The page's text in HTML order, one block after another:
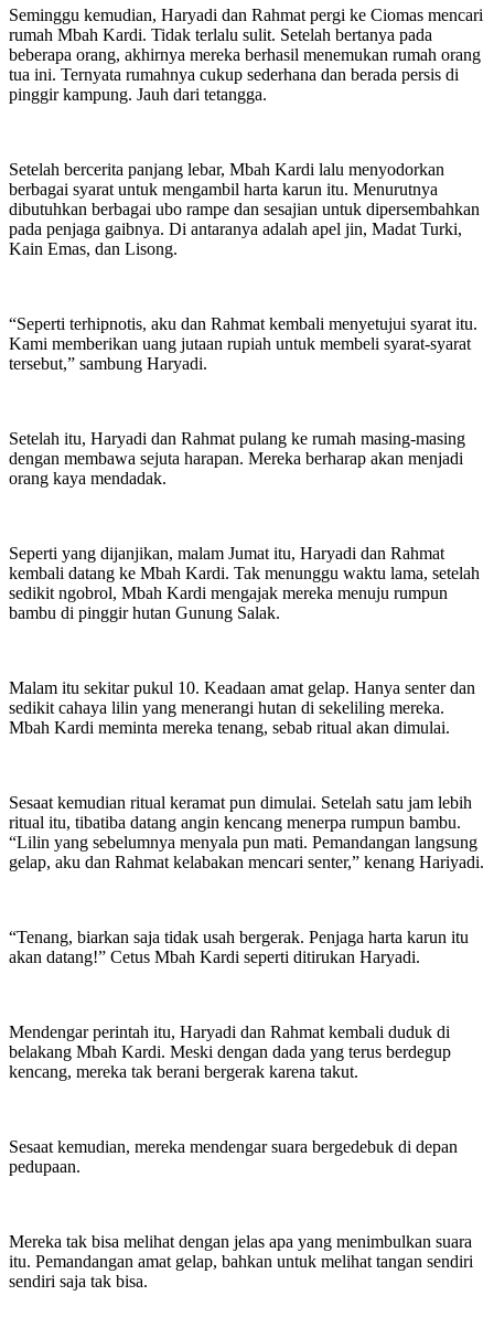
Seminggu kemudian, Haryadi dan Rahmat pergi ke Ciomas mencari
rumah Mbah Kardi. Tidak terlalu sulit. Setelah bertanya pada
beberapa orang, akhirnya mereka berhasil menemukan rumah orang
tua ini. Ternyata rumahnya cukup sederhana dan berada persis di
pinggir kampung. Jauh dari tetangga.
Setelah bercerita panjang lebar, Mbah Kardi lalu menyodorkan
berbagai syarat untuk mengambil harta karun itu. Menurutnya
dibutuhkan berbagai ubo rampe dan sesajian untuk dipersembahkan
pada penjaga gaibnya. Di antaranya adalah apel jin, Madat Turki,
Kain Emas, dan Lisong.
“Seperti terhipnotis, aku dan Rahmat kembali menyetujui syarat itu.
Kami memberikan uang jutaan rupiah untuk membeli syarat-syarat
tersebut,” sambung Haryadi.
Setelah itu, Haryadi dan Rahmat pulang ke rumah masing-masing
dengan membawa sejuta harapan. Mereka berharap akan menjadi
orang kaya mendadak.
Seperti yang dijanjikan, malam Jumat itu, Haryadi dan Rahmat
kembali datang ke Mbah Kardi. Tak menunggu waktu lama, setelah
sedikit ngobrol, Mbah Kardi mengajak mereka menuju rumpun
bambu di pinggir hutan Gunung Salak.
Malam itu sekitar pukul 10. Keadaan amat gelap. Hanya senter dan
sedikit cahaya lilin yang menerangi hutan di sekeliling mereka.
Mbah Kardi meminta mereka tenang, sebab ritual akan dimulai.
Sesaat kemudian ritual keramat pun dimulai. Setelah satu jam lebih
ritual itu, tibatiba datang angin kencang menerpa rumpun bambu.
“Lilin yang sebelumnya menyala pun mati. Pemandangan langsung
gelap, aku dan Rahmat kelabakan mencari senter,” kenang Hariyadi.
“Tenang, biarkan saja tidak usah bergerak. Penjaga harta karun itu
akan datang!” Cetus Mbah Kardi seperti ditirukan Haryadi.
Mendengar perintah itu, Haryadi dan Rahmat kembali duduk di
belakang Mbah Kardi. Meski dengan dada yang terus berdegup
kencang, mereka tak berani bergerak karena takut.
Sesaat kemudian, mereka mendengar suara bergedebuk di depan
pedupaan.
Mereka tak bisa melihat dengan jelas apa yang menimbulkan suara
itu. Pemandangan amat gelap, bahkan untuk melihat tangan sendiri
sendiri saja tak bisa.